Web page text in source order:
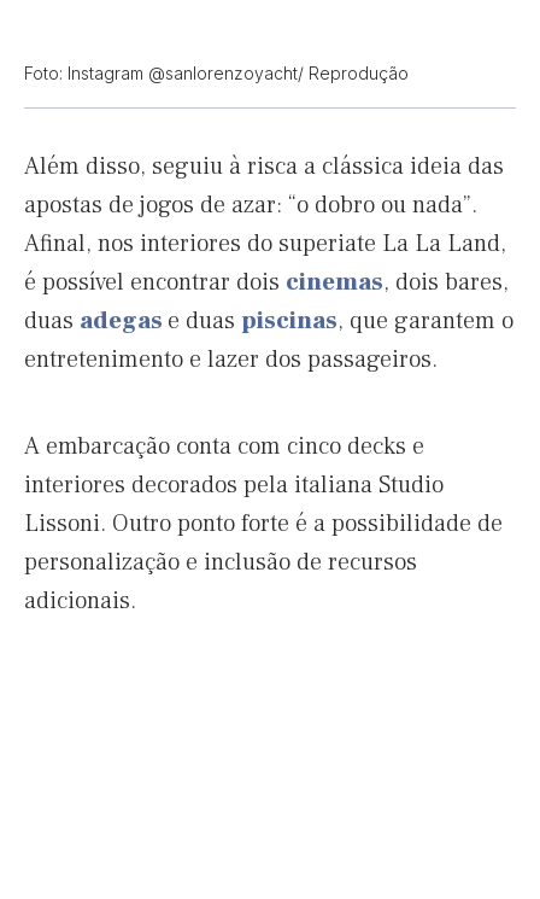
Foto: Instagram @sanlorenzoyacht/ Reprodução
Além disso, seguiu à risca a clássica ideia das
apostas de jogos de azar: “o dobro ou nada”.
Afinal, nos interiores do superiate La La Land,
é possível encontrar dois cinemas, dois bares,
duas adegas e duas piscinas, que garantem o
entretenimento e lazer dos passageiros.
A embarcação conta com cinco decks e
interiores decorados pela italiana Studio
Lissoni. Outro ponto forte é a possibilidade de
personalização e inclusão de recursos
adicionais.